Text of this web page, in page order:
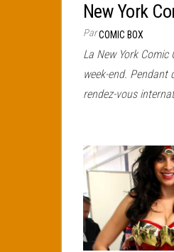
New York
ParCOMIC BOX
La New York Comic
week-end. Pendant
rendez-vous